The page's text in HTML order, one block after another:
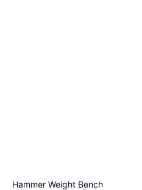
Hammer Weight Bench